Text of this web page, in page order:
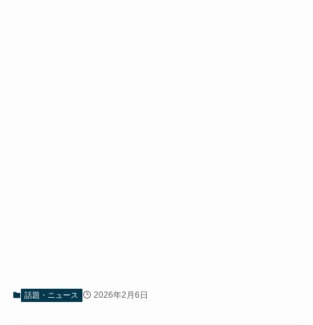
話題・ニュース 2026年2月6日